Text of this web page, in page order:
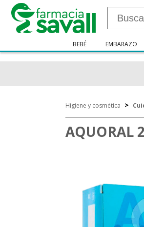
BEBÉ EMBARAZO
Higiene y cosmética >
AQUORAL